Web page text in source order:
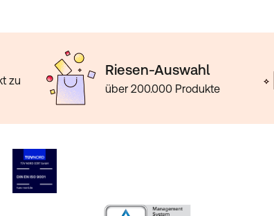
zu
Riesen-Auswahl
über 200.000 Produkte